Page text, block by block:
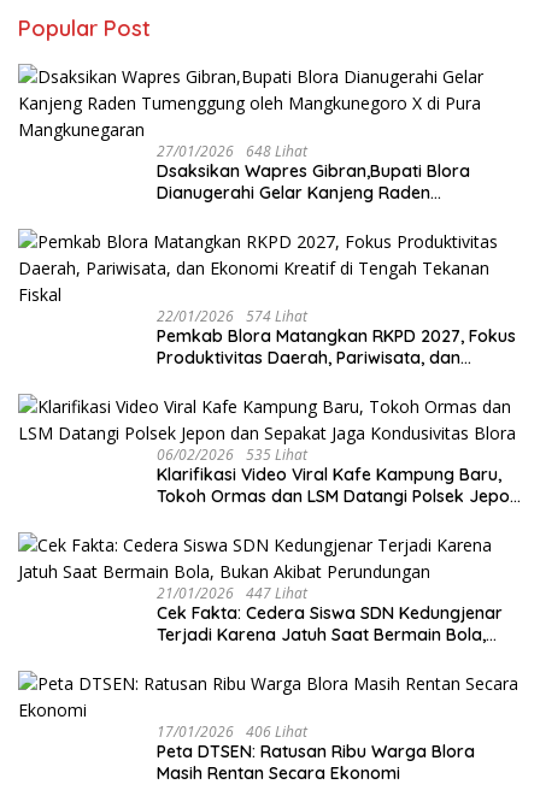
Popular Post
27/01/2026 648 Lihat
‎Dsaksikan Wapres Gibran,Bupati Blora
Dianugerahi Gelar Kanjeng Raden
Mangkunegaran
22/01/2026 574 Lihat
‎Pemkab Blora Matangkan RKPD 2027, Fokus
Produktivitas Daerah, Pariwisata, dan
06/02/2026 535 Lihat
‎Klarifikasi Video Viral Kafe Kampung Baru,
Tokoh Ormas dan LSM Datangi Polsek Jepon
21/01/2026 447 Lihat
Cek Fakta: Cedera Siswa SDN Kedungjenar
Terjadi Karena Jatuh Saat Bermain Bola,
17/01/2026 406 Lihat
‎Peta DTSEN: Ratusan Ribu Warga Blora
Masih Rentan Secara Ekonomi